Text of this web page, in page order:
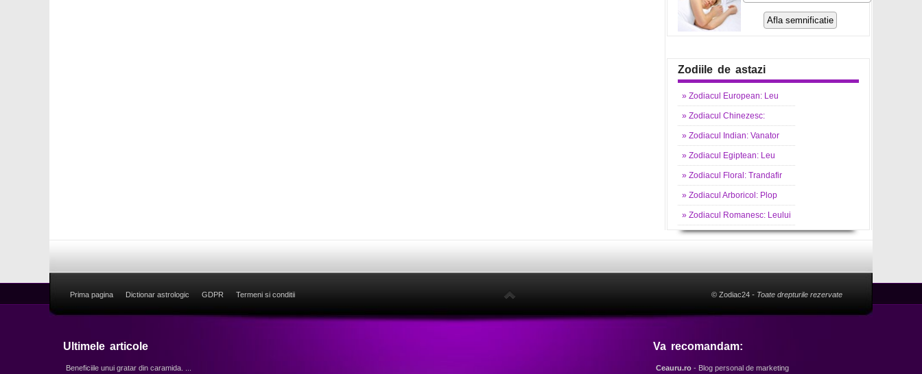
Zodiile de astazi
» Zodiacul European: Leu
» Zodiacul Chinezesc:
» Zodiacul Indian: Vanator
» Zodiacul Egiptean: Leu
» Zodiacul Floral: Trandafir
» Zodiacul Arboricol: Plop
» Zodiacul Romanesc: Leului
Prima pagina Dictionar astrologic GDPR Termeni si conditii © Zodiac24 - Toate drepturile rezervate
Ultimele articole
Beneficiile unui gratar din caramida. ...
Va recomandam:
Ceauru.ro - Blog personal de marketing